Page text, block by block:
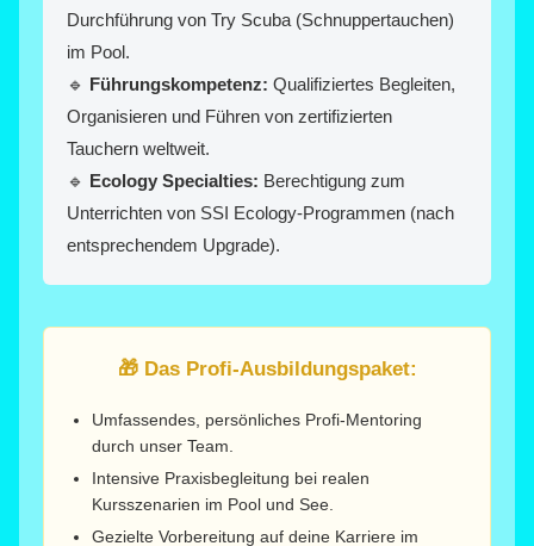
Durchführung von Try Scuba (Schnuppertauchen)
im Pool.
🔹 Führungskompetenz: Qualifiziertes Begleiten,
Organisieren und Führen von zertifizierten
Tauchern weltweit.
🔹 Ecology Specialties: Berechtigung zum
Unterrichten von SSI Ecology-Programmen (nach
entsprechendem Upgrade).
🎁 Das Profi-Ausbildungspaket:
Umfassendes, persönliches Profi-Mentoring
durch unser Team.
Intensive Praxisbegleitung bei realen
Kursszenarien im Pool und See.
Gezielte Vorbereitung auf deine Karriere im